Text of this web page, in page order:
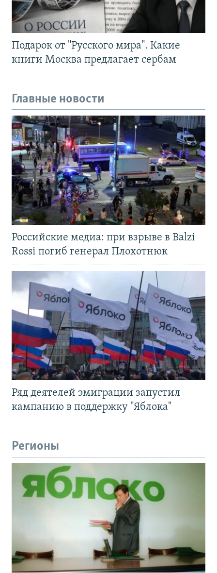
Подарок от "Русского мира". Какие
книги Москва предлагает сербам
Главные новости
Российские медиа: при взрыве в Balzi
Rossi погиб генерал Плохотнюк
Ряд деятелей эмиграции запустил
кампанию в поддержку "Яблока"
Регионы